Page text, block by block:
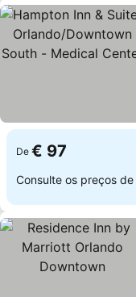
De € 97
Consulte os preços de